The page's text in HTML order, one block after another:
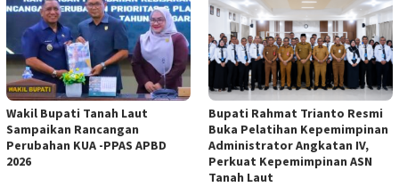
Wakil Bupati Tanah Laut
Sampaikan Rancangan
Perubahan KUA -PPAS APBD
2026
Bupati Rahmat Trianto Resmi
Buka Pelatihan Kepemimpinan
Administrator Angkatan IV,
Perkuat Kepemimpinan ASN
Tanah Laut